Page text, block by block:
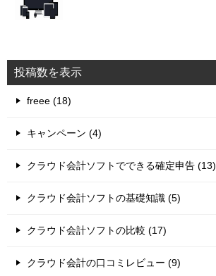
投稿数を表示
freee (18)
キャンペーン (4)
クラウド会計ソフトでできる確定申告 (13)
クラウド会計ソフトの基礎知識 (5)
クラウド会計ソフトの比較 (17)
クラウド会計の口コミレビュー (9)